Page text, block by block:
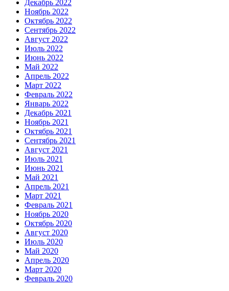
Декабрь 2022
Ноябрь 2022
Октябрь 2022
Сентябрь 2022
Август 2022
Июль 2022
Июнь 2022
Май 2022
Апрель 2022
Март 2022
Февраль 2022
Январь 2022
Декабрь 2021
Ноябрь 2021
Октябрь 2021
Сентябрь 2021
Август 2021
Июль 2021
Июнь 2021
Май 2021
Апрель 2021
Март 2021
Февраль 2021
Ноябрь 2020
Октябрь 2020
Август 2020
Июль 2020
Май 2020
Апрель 2020
Март 2020
Февраль 2020